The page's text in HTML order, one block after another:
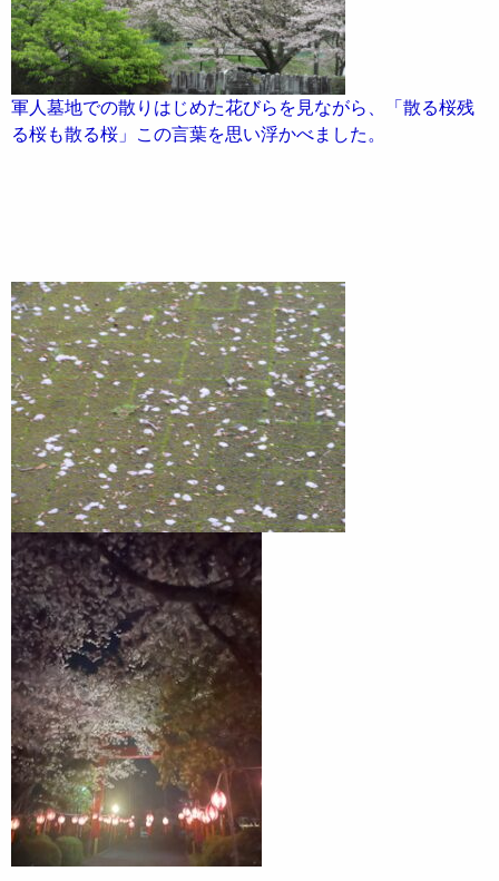
軍人墓地での散りはじめた花びらを見ながら、「散る桜残
る桜も散る桜」この言葉を思い浮かべました。